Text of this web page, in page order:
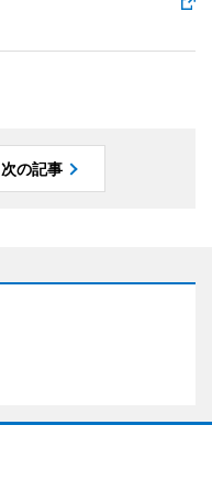
次の記事